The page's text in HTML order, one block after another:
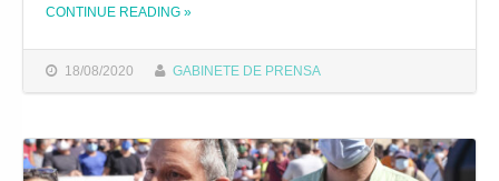
18/08/2020 GABINETE DE PRENSA
CONTINUE READING THE "EL ALCALDE MUESTRA SU APOYO A LOS TRABAJADORES ACAMPADOS FRENTE AL ASTILLERO DE PUERTO REAL"
»